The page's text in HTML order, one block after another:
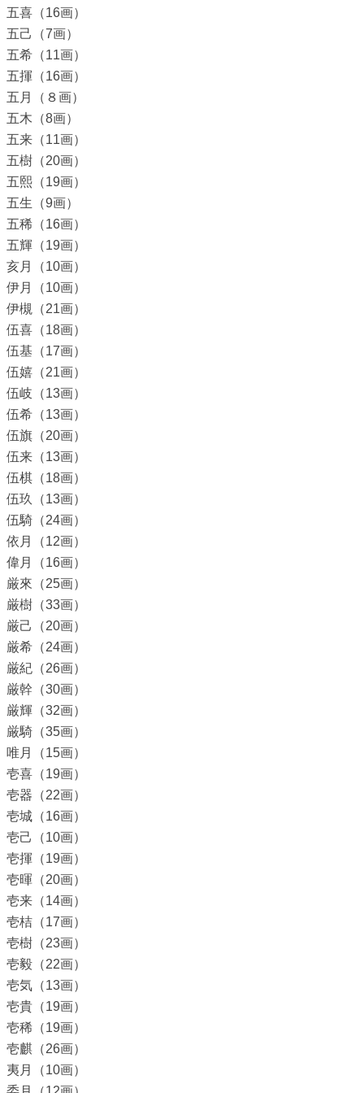
五喜（16画）
五己（7画）
五希（11画）
五揮（16画）
五月（８画）
五木（8画）
五来（11画）
五樹（20画）
五熙（19画）
五生（9画）
五稀（16画）
五輝（19画）
亥月（10画）
伊月（10画）
伊槻（21画）
伍喜（18画）
伍基（17画）
伍嬉（21画）
伍岐（13画）
伍希（13画）
伍旗（20画）
伍来（13画）
伍棋（18画）
伍玖（13画）
伍騎（24画）
依月（12画）
偉月（16画）
厳來（25画）
厳樹（33画）
厳己（20画）
厳希（24画）
厳紀（26画）
厳幹（30画）
厳輝（32画）
厳騎（35画）
唯月（15画）
壱喜（19画）
壱器（22画）
壱城（16画）
壱己（10画）
壱揮（19画）
壱暉（20画）
壱来（14画）
壱桔（17画）
壱樹（23画）
壱毅（22画）
壱気（13画）
壱貴（19画）
壱稀（19画）
壱麒（26画）
夷月（10画）